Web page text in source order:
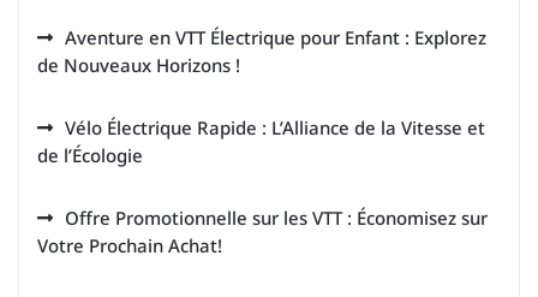
Aventure en VTT Électrique pour Enfant : Explorez
de Nouveaux Horizons !
Vélo Électrique Rapide : L’Alliance de la Vitesse et
de l’Écologie
Offre Promotionnelle sur les VTT : Économisez sur
Votre Prochain Achat!